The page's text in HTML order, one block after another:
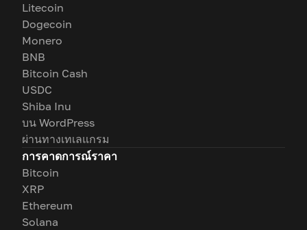
Litecoin
Dogecoin
Monero
BNB
Bitcoin Cash
USDC
Shiba Inu
บน WordPress
ผ่านทางเทเลแกรม
การคาดการณ์ราคา
Bitcoin
XRP
Ethereum
Solana